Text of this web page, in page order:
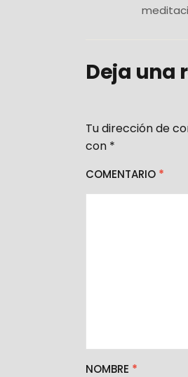
Deja una
Tu dirección de
con *
COMENTARIO *
NOMBRE *